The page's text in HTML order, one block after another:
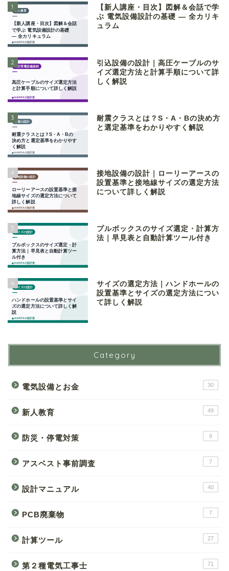
1
【新人講座・目次】図解＆会話で学
ぶ 電気設備設計の基礎 ― 全カリキ
ュラム
2
引込設備の設計｜高圧ケーブルのサ
イズ選定方法と計算手順について詳
しく解説
3
耐震クラスとは？S・A・Bの決め方
と選定基準をわかりやすく解説
4
接地設備の設計｜ローリーアースの
設置基準と接地線サイズの選定方法
について詳しく解説
5
プルボックスのサイズ選定・計算方
法｜早見表と自動計算ツール付き
6
サイズの選定方法｜ハンドホールの
設置基準とサイズの選定方法につい
て詳しく解説
Category
電気設備とお金 30
新人教育 49
防災・停電対策 9
アスベスト事前調査 7
設計マニュアル 40
PCB廃棄物 7
計算ツール 27
第２種電気工事士 71